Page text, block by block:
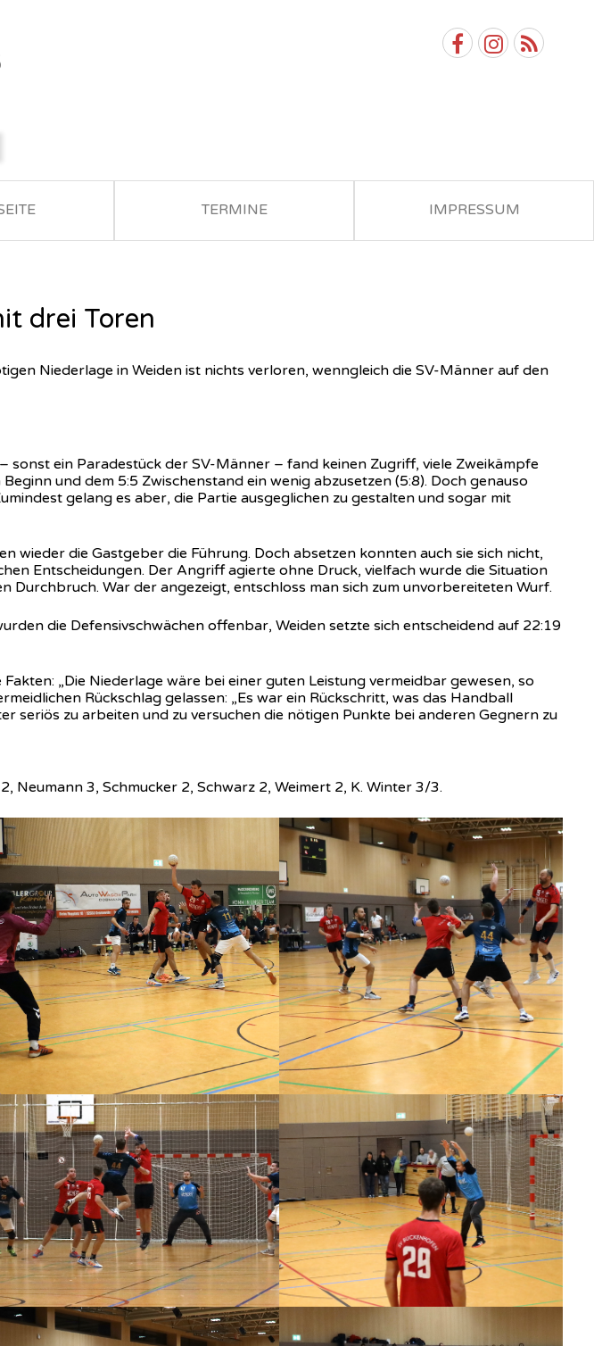
TERMINE IMPRESSUM
drei Toren
Niederlage in Weiden ist nichts verloren, wenngleich die SV-Männer auf den
sonst ein Paradestück der SV-Männer – fand keinen Zugriff, viele Zweikämpfe
und dem 5:5 Zwischenstand ein wenig abzusetzen (5:8). Doch genauso
gelang es aber, die Partie ausgeglichen zu gestalten und sogar mit
die Gastgeber die Führung. Doch absetzen konnten auch sie sich nicht,
Entscheidungen. Der Angriff agierte ohne Druck, vielfach wurde die Situation
War der angezeigt, entschloss man sich zum unvorbereiteten Wurf.
die Defensivschwächen offenbar, Weiden setzte sich entscheidend auf 22:19
„Die Niederlage wäre bei einer guten Leistung vermeidbar gewesen, so
Rückschlag gelassen: „Es war ein Rückschritt, was das Handball
seriös zu arbeiten und zu versuchen die nötigen Punkte bei anderen Gegnern zu
Neumann 3, Schmucker 2, Schwarz 2, Weimert 2, K. Winter 3/3.